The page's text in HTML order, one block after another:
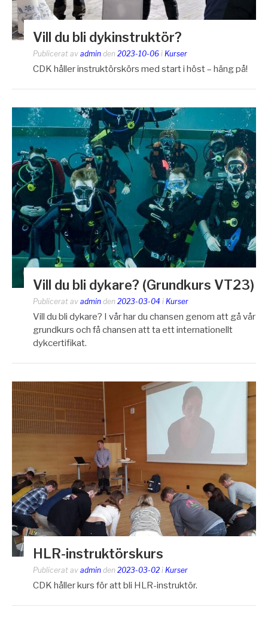
Vill du bli dykinstruktör?
Publicerat av admin den 2023-10-06 i Kurser
CDK håller instruktörskörs med start i höst – häng på!
Vill du bli dykare? (Grundkurs VT23)
Publicerat av admin den 2023-03-04 i Kurser
Vill du bli dykare? I vår har du chansen genom att gå vår
grundkurs och få chansen att ta ett internationellt
dykcertifikat.
HLR-instruktörskurs
Publicerat av admin den 2023-03-02 i Kurser
CDK håller kurs för att bli HLR-instruktör.